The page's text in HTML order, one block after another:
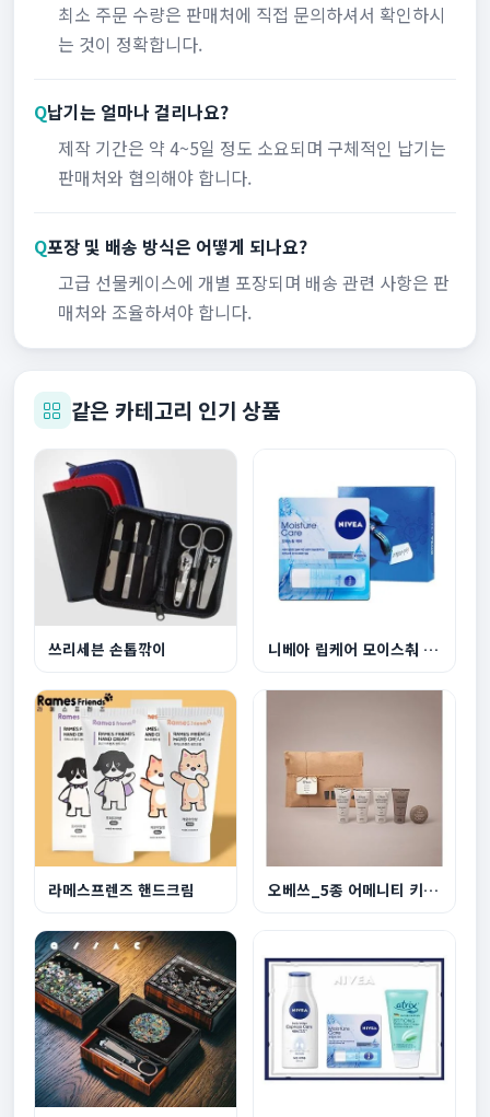
최소 주문 수량은 판매처에 직접 문의하셔서 확인하시
는 것이 정확합니다.
Q납기는 얼마나 걸리나요?
제작 기간은 약 4~5일 정도 소요되며 구체적인 납기는
판매처와 협의해야 합니다.
Q포장 및 배송 방식은 어떻게 되나요?
고급 선물케이스에 개별 포장되며 배송 관련 사항은 판
매처와 조율하셔야 합니다.
같은 카테고리 인기 상품
쓰리세븐 손톱깎이 니베아 립케어 모이스춰 4.8g
라메스프렌즈 핸드크림 오베쓰_5종 어메니티 키트 선물세트